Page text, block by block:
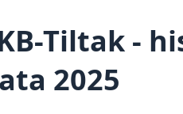
Tiltak -
2025